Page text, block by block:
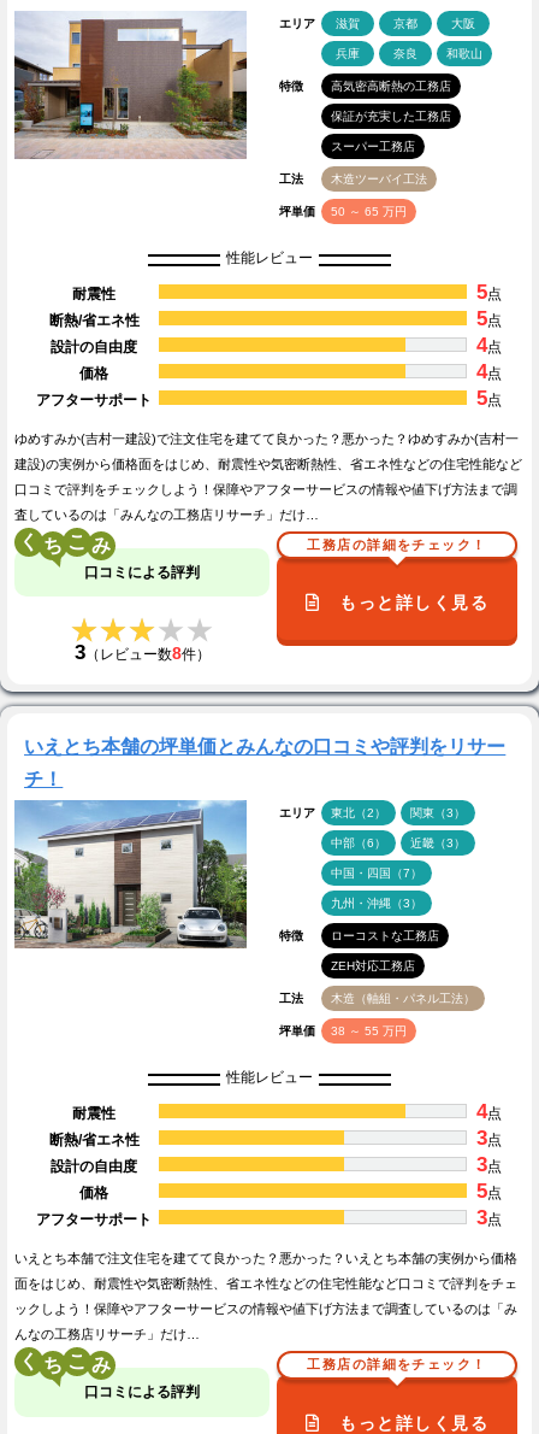
エリア 滋賀 京都 大阪
兵庫 奈良 和歌山
特徴 高気密高断熱の工務店
保証が充実した工務店
スーパー工務店
工法 木造ツーバイ工法
坪単価 50 ～ 65 万円
性能レビュー
耐震性 5点
断熱/省エネ性
5点
設計の自由度
4点
価格
4点
アフターサポート
5点
ゆめすみか(吉村一建設)で注文住宅を建てて良かった？悪かった？ゆめすみか(吉村一
建設)の実例から価格面をはじめ、耐震性や気密断熱性、省エネ性などの住宅性能など
口コミで評判をチェックしよう！保障やアフターサービスの情報や値下げ方法まで調
査しているのは「みんなの工務店リサーチ」だけ…
く こ
口コミによる評判
★★★★★
★★★★★
3（レビュー数8件）
工務店の詳細をチェック！
もっと詳しく見る
いえとち本舗の坪単価とみんなの口コミや評判をリサー
チ！
エリア 東北（2） 関東（3）
中部（6） 近畿（3）
中国・四国（7）
九州・沖縄（3）
特徴 ローコストな工務店
ZEH対応工務店
工法 木造（軸組・パネル工法）
坪単価 38 ～ 55 万円
性能レビュー
耐震性 4点
断熱/省エネ性
3点
設計の自由度
3点
価格
5点
アフターサポート
3点
いえとち本舗で注文住宅を建てて良かった？悪かった？いえとち本舗の実例から価格
面をはじめ、耐震性や気密断熱性、省エネ性などの住宅性能など口コミで評判をチェ
ックしよう！保障やアフターサービスの情報や値下げ方法まで調査しているのは「み
んなの工務店リサーチ」だけ…
く こ
口コミによる評判
工務店の詳細をチェック！
もっと詳しく見る